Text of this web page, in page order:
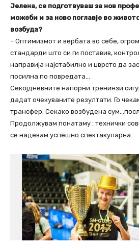
Јелена, се подготвуваш за нов
можеби и за ново поглавје во
возбуда?
– Оптимизмот и вербата во себе,
стандарди што си ги поставив,
направија најстабилно и цврсто да
посилна по повредата…
Секојдневните напорни тренинзи
дадат очекуваните резултати. Го
трансфер. Секако возбудена
Продолжувам понатаму : технички
се надевам успешно спектакуларна.